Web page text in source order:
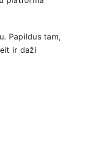
Papildus tam,
⁢ir daži